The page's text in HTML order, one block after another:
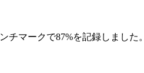
チマークで87%を記録しました。